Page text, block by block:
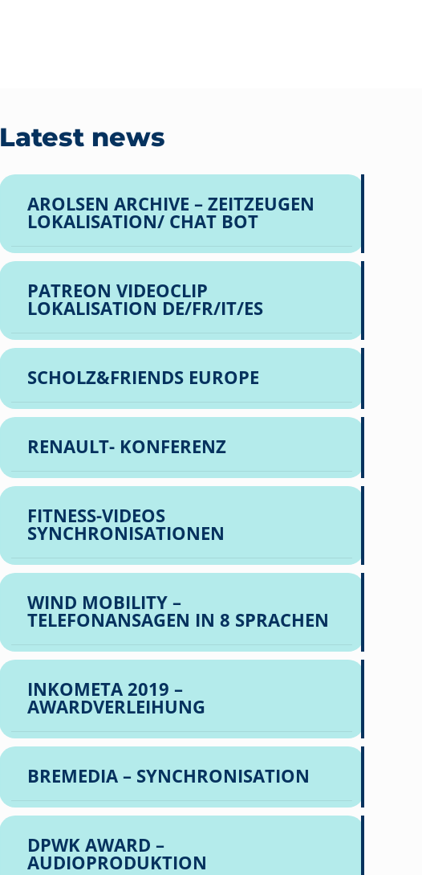
Latest news
AROLSEN ARCHIVE – ZEITZEUGEN
LOKALISATION/ CHAT BOT
PATREON VIDEOCLIP
LOKALISATION DE/FR/IT/ES
SCHOLZ&FRIENDS EUROPE
RENAULT- KONFERENZ
FITNESS-VIDEOS
SYNCHRONISATIONEN
WIND MOBILITY –
TELEFONANSAGEN IN 8 SPRACHEN
INKOMETA 2019 –
AWARDVERLEIHUNG
BREMEDIA – SYNCHRONISATION
DPWK AWARD –
AUDIOPRODUKTION